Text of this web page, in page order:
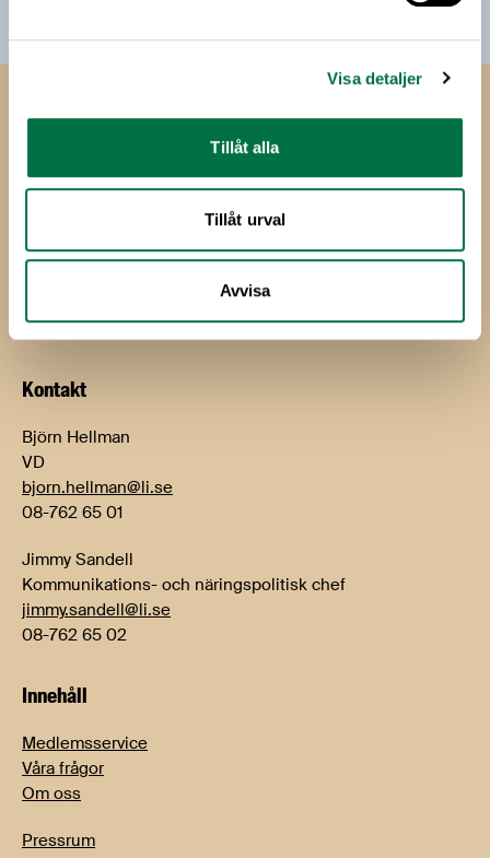
Visa detaljer
Tillåt alla
Tillåt urval
Avvisa
Livsmedels­företagen
Box 5501
Besök: Storgatan 19
Telefon: 08-762 65 00
Kontakt
Björn Hellman
VD
bjorn.hellman@li.se
08-762 65 01
Jimmy Sandell
Kommunikations- och näringspolitisk chef
jimmy.sandell@li.se
08-762 65 02
Innehåll
Medlemsservice
Våra frågor
Om oss
Pressrum